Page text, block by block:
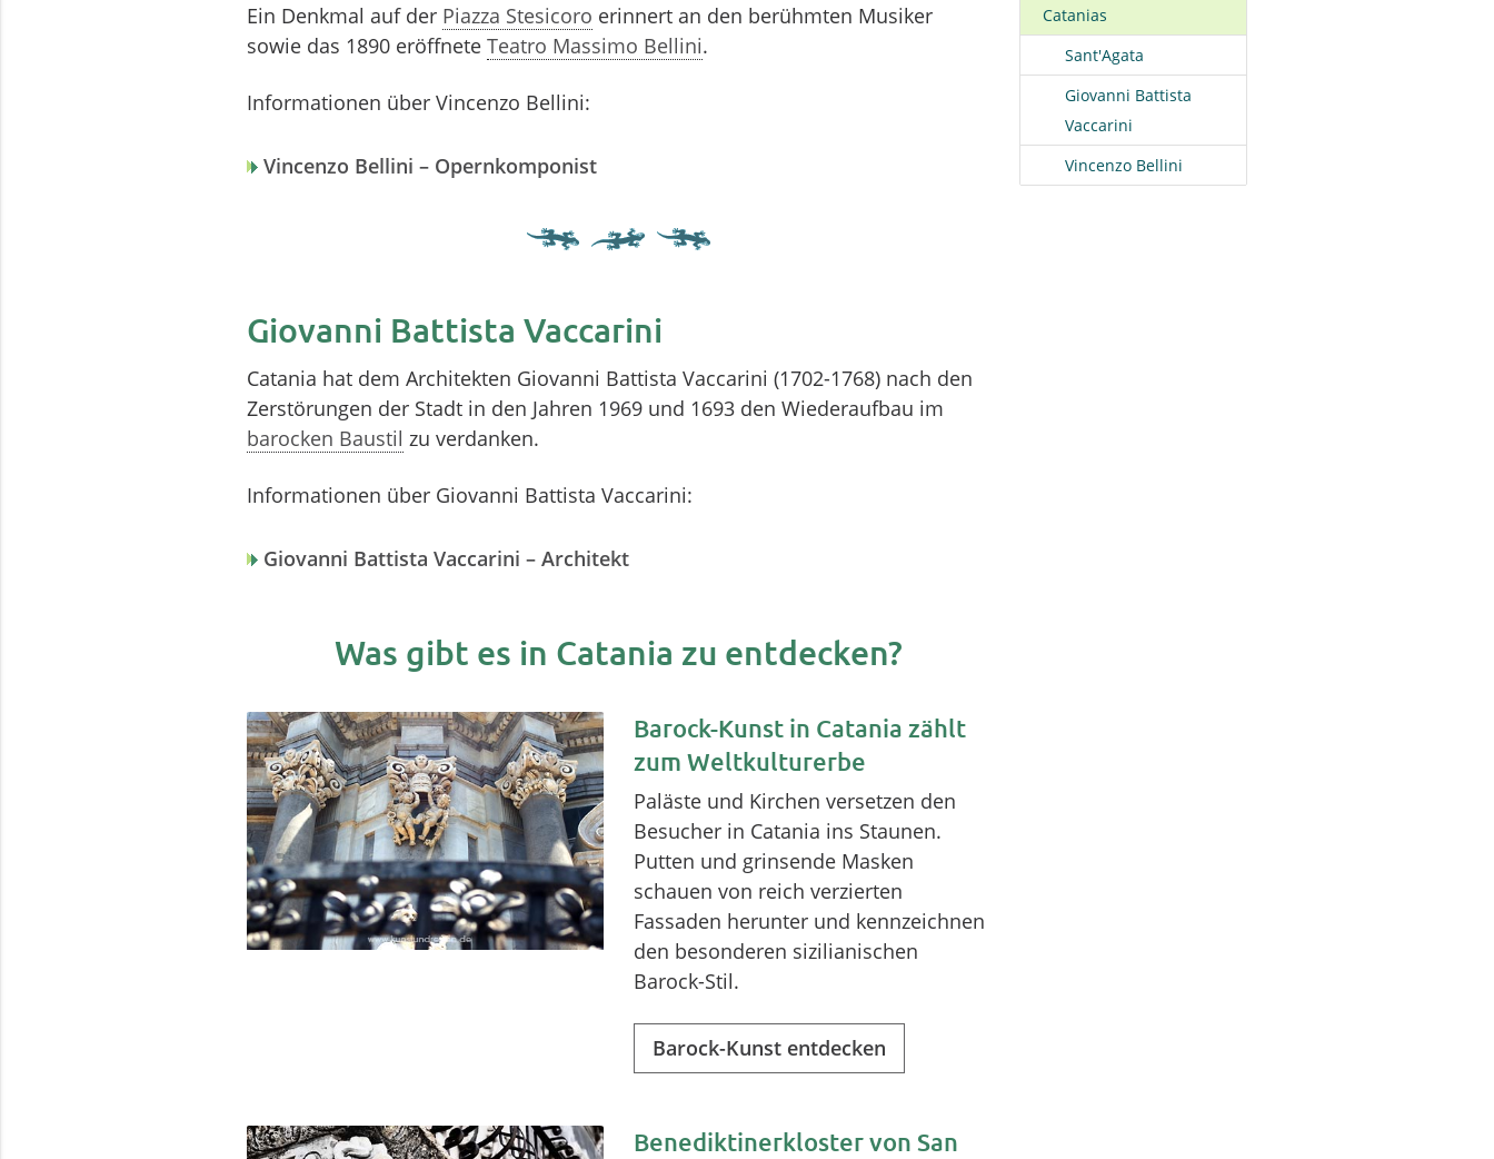
Ein Denkmal auf der Piazza Stesicoro erinnert an den berühmten Musiker
sowie das 1890 eröffnete Teatro Massimo Bellini.
Informationen über Vincenzo Bellini:
Vincenzo Bellini – Opernkomponist
Giovanni Battista Vaccarini
Catania hat dem Architekten Giovanni Battista Vaccarini (1702-1768) nach den
Zerstörungen der Stadt in den Jahren 1969 und 1693 den Wiederaufbau im
barocken Baustil zu verdanken.
Informationen über Giovanni Battista Vaccarini:
Giovanni Battista Vaccarini – Architekt
Was gibt es in Catania zu entdecken?
Barock-Kunst in Catania zählt
zum Weltkulturerbe
Paläste und Kirchen versetzen den
Besucher in Catania ins Staunen.
Putten und grinsende Masken
schauen von reich verzierten
Fassaden herunter und kennzeichnen
den besonderen sizilianischen
Barock-Stil.
Barock-Kunst entdecken
Benediktinerkloster von San
Catanias
Sant'Agata
Giovanni Battista
Vaccarini
Vincenzo Bellini